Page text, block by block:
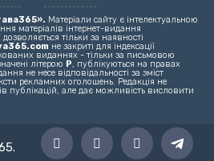
Твоє місто
Матеріали сайту є інтелектуальною
матеріалів інтернет-видання
тільки за наявності